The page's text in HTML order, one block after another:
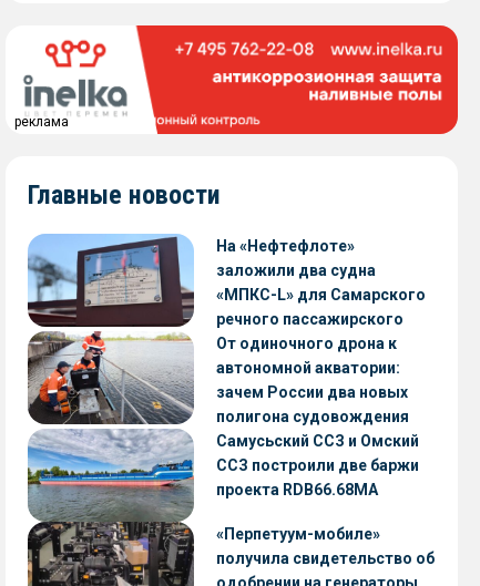
реклама
Главные новости
На «Нефтефлоте»
заложили два судна
«МПКС-L» для Самарского
речного пассажирского
предприятия
От одиночного дрона к
автономной акватории:
зачем России два новых
полигона судовождения
Самусьский ССЗ и Омский
ССЗ построили две баржи
проекта RDB66.68МА
«Перпетуум-мобиле»
получила свидетельство об
одобрении на генераторы